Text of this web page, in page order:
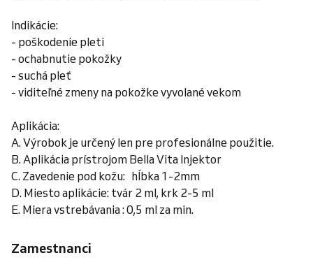
Indikácie:
- poškodenie pleti
- ochabnutie pokožky
- suchá pleť
- viditeľné zmeny na pokožke vyvolané vekom
Aplikácia:
A. Výrobok je určený len pre profesionálne použitie.
B. Aplikácia prístrojom Bella Vita Injektor
C. Zavedenie pod kožu: hĺbka 1-2mm
D. Miesto aplikácie: tvár 2 ml, krk 2-5 ml
E. Miera vstrebávania : 0,5 ml za min.
Zamestnanci